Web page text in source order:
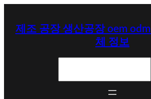
제조 공장 생산공장 oem
체 정보